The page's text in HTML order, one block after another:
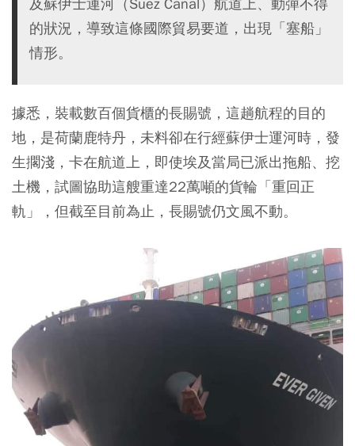
的狀況，導致這條國際貿易要道，出現「塞船」
情形。
據悉，裝載數百個貨櫃的長賜號，這趟航程的目的
地，是荷蘭鹿特丹，未料卻在行經蘇伊士運河時，發
生擱淺，卡在航道上，即使埃及當局已派出拖船、挖
土機，試圖協助這艘重達22萬噸的貨輪「重回正
軌」，但截至目前為止，長賜號仍文風不動。